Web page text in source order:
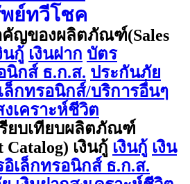
ย์ทวีโชค
ญของผลิตภัณฑ์(Sales
นกู้ เงินฝาก บัตร
นิกส์ ธ.ก.ส. ประกันภัย
ล็กทรอนิกส์/บริการอื่นๆ
งเคราะห์ชีวิต
ยบเทียบผลิตภัณฑ์
Catalog) เงินกู้ เงินกู้ เงิน
เล็กทรอนิกส์ ธ.ก.ส.